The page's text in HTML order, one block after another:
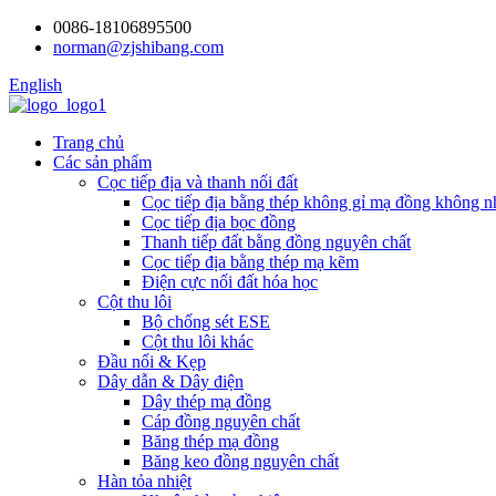
0086-18106895500
norman@zjshibang.com
English
Trang chủ
Các sản phẩm
Cọc tiếp địa và thanh nối đất
Cọc tiếp địa bằng thép không gỉ mạ đồng không
Cọc tiếp địa bọc đồng
Thanh tiếp đất bằng đồng nguyên chất
Cọc tiếp địa bằng thép mạ kẽm
Điện cực nối đất hóa học
Cột thu lôi
Bộ chống sét ESE
Cột thu lôi khác
Đầu nối & Kẹp
Dây dẫn & Dây điện
Dây thép mạ đồng
Cáp đồng nguyên chất
Băng thép mạ đồng
Băng keo đồng nguyên chất
Hàn tỏa nhiệt